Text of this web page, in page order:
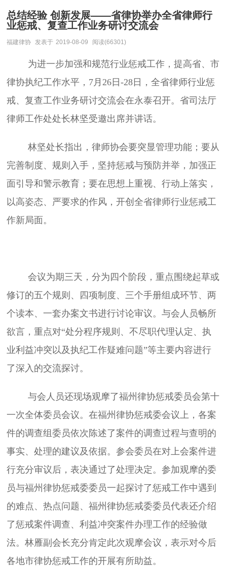
总结经验 创新发展——省律协举办全省律师行
业惩戒、复查工作业务研讨交流会
福建律协 发表于 2019-08-09 阅读(66301)
为进一步加强和规范行业惩戒工作，提高省、市
律协执纪工作水平，7月26日-28日，全省律师行业惩
戒、复查工作业务研讨交流会在永泰召开。省司法厅
律师工作处处长林坚受邀出席并讲话。
林坚处长指出，律师协会要突显管理功能；要从
完善制度、规则入手，坚持惩戒与预防并举，加强正
面引导和警示教育；要在思想上重视、行动上落实，
以高姿态、严要求的作风，开创全省律师行业惩戒工
作新局面。
会议为期三天，分为四个阶段，重点围绕起草或
修订的五个规则、四项制度、三个手册组成环节、两
个读本、一套办案文书进行讨论审议。与会人员畅所
欲言，重点对“处分程序规则、不尽职代理认定、执
业利益冲突以及执纪工作疑难问题”等主要内容进行
了深入的交流探讨。
与会人员还现场观摩了福州律协惩戒委员会第十
一次全体委员会议。在福州律协惩戒委会议上，各案
件的调查组委员依次陈述了案件的调查过程与查明的
事实、处理的建议及依据。参会委员在对上会案件进
行充分审议后，表决通过了处理决定。参加观摩的委
员与福州律协惩戒委委员一起探讨了惩戒工作中遇到
的难点、热点问题、福州律协惩戒委委员代表还介绍
了惩戒案件调查、利益冲突案件办理工作的经验做
法。林雁副会长充分肯定此次观摩会议，表示对今后
各地市律协惩戒工作的开展有所助益。